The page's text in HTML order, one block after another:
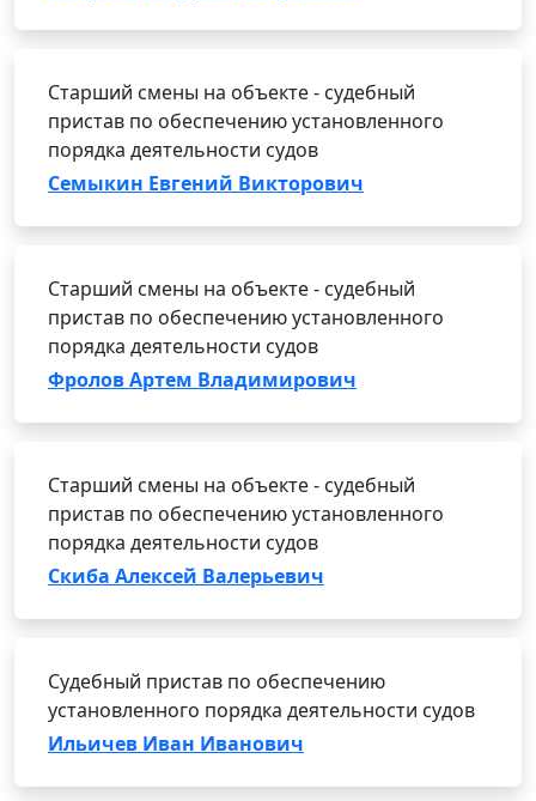
Старший смены на объекте - судебный
пристав по обеспечению установленного
порядка деятельности судов
Семыкин Евгений Викторович
Старший смены на объекте - судебный
пристав по обеспечению установленного
порядка деятельности судов
Фролов Артем Владимирович
Старший смены на объекте - судебный
пристав по обеспечению установленного
порядка деятельности судов
Скиба Алексей Валерьевич
Судебный пристав по обеспечению
установленного порядка деятельности судов
Ильичев Иван Иванович